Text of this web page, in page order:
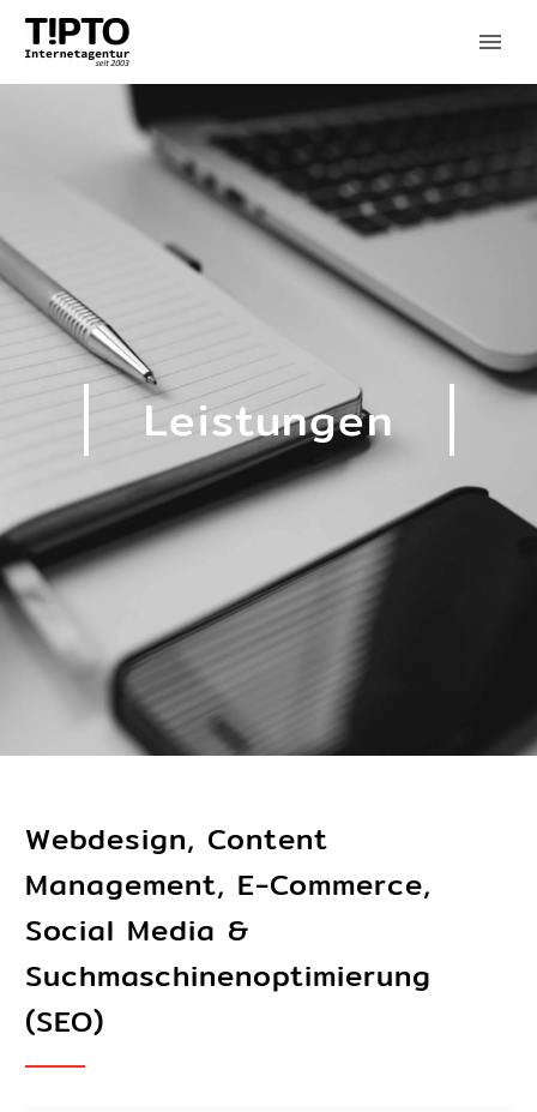
Leistungen
Webdesign, Content
Management, E-Commerce,
Social Media &
Suchmaschinenoptimierung
(SEO)